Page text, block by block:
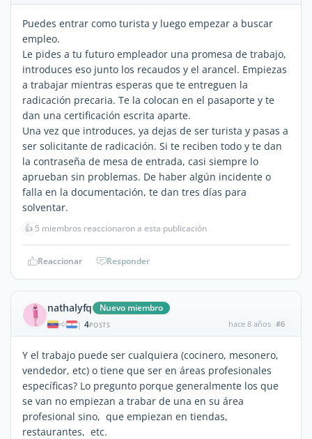
Puedes entrar como turista y luego empezar a buscar
empleo.
Le pides a tu futuro empleador una promesa de trabajo,
introduces eso junto los recaudos y el arancel. Empiezas
a trabajar mientras esperas que te entreguen la
radicación precaria. Te la colocan en el pasaporte y te
dan una certificación escrita aparte.
Una vez que introduces, ya dejas de ser turista y pasas a
ser solicitante de radicación. Si te reciben todo y te dan
la contraseña de mesa de entrada, casi siempre lo
aprueban sin problemas. De haber algún incidente o
falla en la documentación, te dan tres días para
solventar.
👍 5 miembros reaccionaron a esta publicación
Reaccionar Responder
nathalyfq Nuevo miembro
| 4POSTS hace 8 años #6
Y el trabajo puede ser cualquiera (cocinero, mesonero,
vendedor, etc) o tiene que ser en áreas profesionales
específicas? Lo pregunto porque generalmente los que
se van no empiezan a trabar de una en su área
profesional sino, que empiezan en tiendas,
restaurantes, etc.